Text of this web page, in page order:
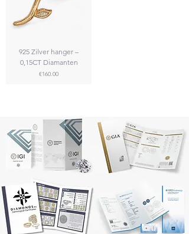
925 Zilver hanger –
0,15CT Diamanten
Price
€160.00